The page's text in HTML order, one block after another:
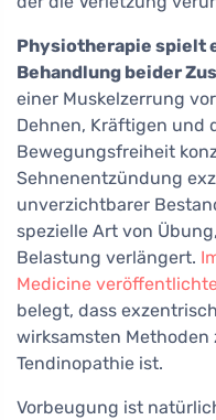
Physiotherapie spielt
Behandlung beider
einer Muskelzerrung
Dehnen, Kräftigen und
Bewegungsfreiheit
Sehnenentzündung
unverzichtbarer
spezielle Art von
Belastung verlängert.
Medicine
belegt, dass
wirksamsten
Tendinopathie ist.
Vorbeugung ist